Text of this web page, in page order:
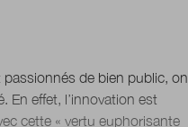
passionnés de bien public, on
En effet, l’innovation est
cette « vertu euphorisante